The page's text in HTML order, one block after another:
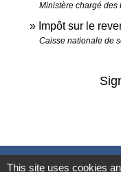
Ministère chargé des
Impôt sur le
Caisse nationale de
This site uses cookies